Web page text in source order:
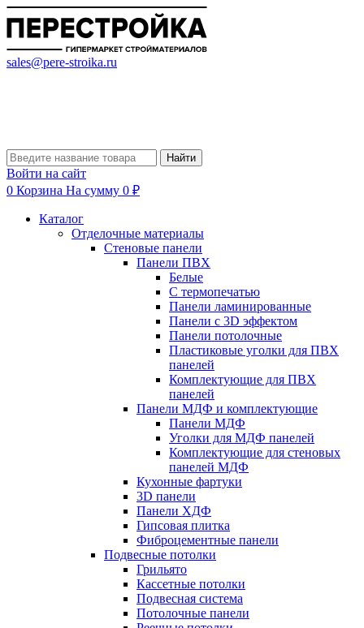
sales@pere-stroika.ru
Найти
Войти на сайт
0 Корзина На сумму 0 ₽
Каталог
Отделочные материалы
Стеновые панели
Панели ПВХ
Белые
С термопечатью
Панели ламинированные
Панели с 3D эффектом
Панели потолочные
Пластиковые уголки для ПВХ
панелей
Комплектующие для ПВХ
панелей
Панели МДФ и комплектующие
Панели МДФ
Уголки для МДФ панелей
Комплектующие для стеновых
панелей МДФ
Кухонные фартуки
3D панели
Панели ХДФ
Гипсовая плитка
Фиброцементные панели
Подвесные потолки
Грильято
Кассетные потолки
Подвесная система
Потолочные панели